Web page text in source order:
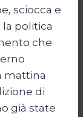
sciocca e
politica
che
mattina
di
già state